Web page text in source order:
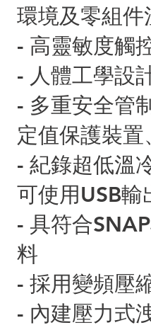
環境及零組件
- 高靈敏度觸
- 人體工學設
- 多重安全管
定值保護裝
- 紀錄超低溫
可使用USB輸
- 具符合
料
- 採用變頻壓
- 內建壓力式